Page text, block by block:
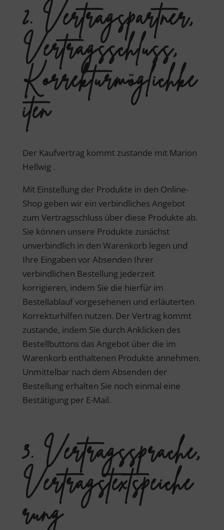
2. Vertragspartner,
Vertragsschluss,
Korrekturmöglichke
iten
Der Kaufvertrag kommt zustande mit Marion
Hellwig .
Mit Einstellung der Produkte in den Online-
Shop geben wir ein verbindliches Angebot
zum Vertragsschluss über diese Produkte ab.
Sie können unsere Produkte zunächst
unverbindlich in den Warenkorb legen und
Ihre Eingaben vor Absenden Ihrer
verbindlichen Bestellung jederzeit
korrigieren, indem Sie die hierfür im
Bestellablauf vorgesehenen und erläuterten
Korrekturhilfen nutzen. Der Vertrag kommt
zustande, indem Sie durch Anklicken des
Bestellbuttons das Angebot über die im
Warenkorb enthaltenen Produkte annehmen.
Unmittelbar nach dem Absenden der
Bestellung erhalten Sie noch einmal eine
Bestätigung per E-Mail.
3. Vertragssprache,
Vertragstextspeiche
rung